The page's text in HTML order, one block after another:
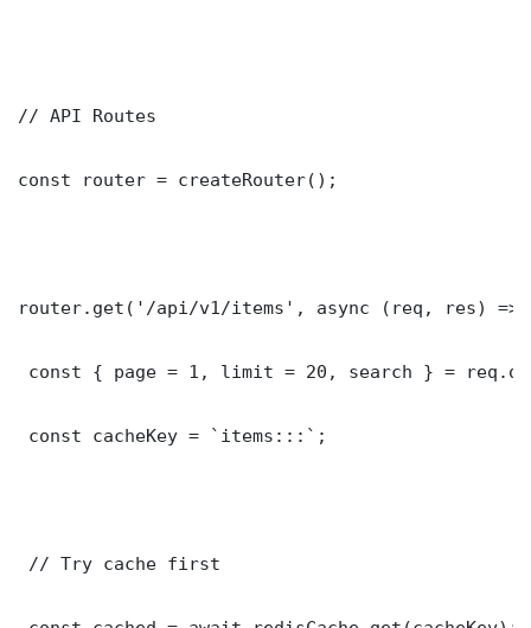
// API Routes
const router = createRouter();
router.get('/api/v1/items', async (req, res) =>
const { page = 1, limit = 20, search } =
const cacheKey = `items:::`;
// Try cache first